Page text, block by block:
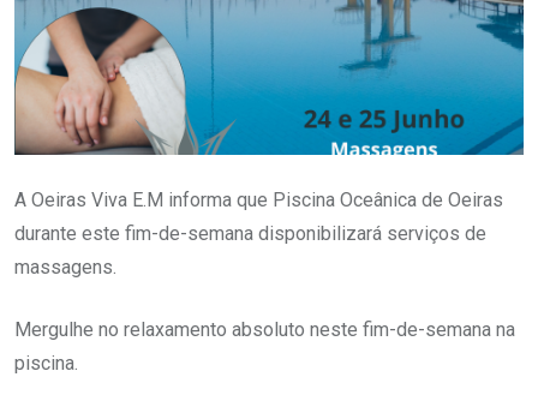
A Oeiras Viva E.M informa que Piscina Oceânica de Oeiras
durante este fim-de-semana disponibilizará serviços de
massagens.
Mergulhe no relaxamento absoluto neste fim-de-semana na
piscina.